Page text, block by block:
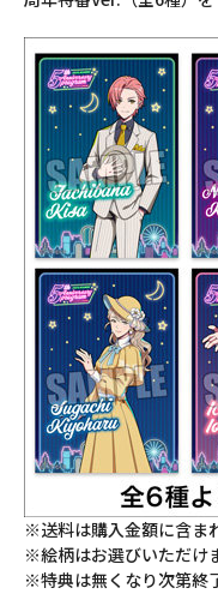
※送料は購入金額に含ま
※絵柄はお選びいただけ
※特典は無くなり次第終